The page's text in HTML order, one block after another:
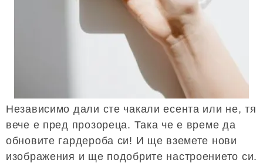
Независимо дали сте чакали есента или не, тя
вече е пред прозореца. Така че е време да
обновите гардероба си! И ще вземете нови
изображения и ще подобрите настроението си.